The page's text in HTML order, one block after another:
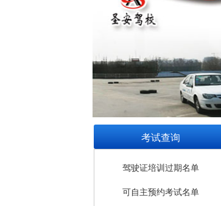
考试查询
驾驶证培训过期名单
可自主预约考试名单